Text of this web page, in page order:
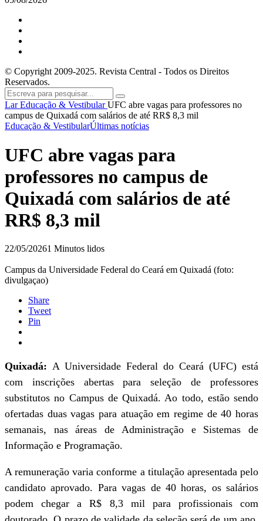
© Copyright 2009-2025. Revista Central - Todos os Direitos
Reservados.
LarEducação & VestibularUFC abre vagas para professores no
campus de Quixadá com salários de até RR$ 8,3 mil
Educação & VestibularÚltimas notícias
UFC abre vagas para
professores no campus de
Quixadá com salários de até
RR$ 8,3 mil
22/05/20261 Minutos lidos
Campus da Universidade Federal do Ceará em Quixadá (foto:
divulgaçao)
Share
Tweet
Pin
Quixadá: A Universidade Federal do Ceará (UFC) está
com inscrições abertas para seleção de professores
substitutos no Campus de Quixadá. Ao todo, estão sendo
ofertadas duas vagas para atuação em regime de 40 horas
semanais, nas áreas de Administração e Sistemas de
Informação e Programação.
A remuneração varia conforme a titulação apresentada pelo
candidato aprovado. Para vagas de 40 horas, os salários
podem chegar a R$ 8,3 mil para profissionais com